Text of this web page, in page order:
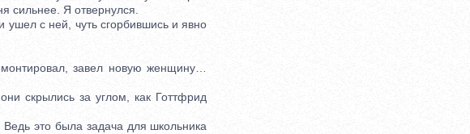
сильнее. Я отвернулся.
с ней, чуть сгорбившись и явно
завел новую женщину…
скрылись за углом, как Готтфрид
это была задача для школьника